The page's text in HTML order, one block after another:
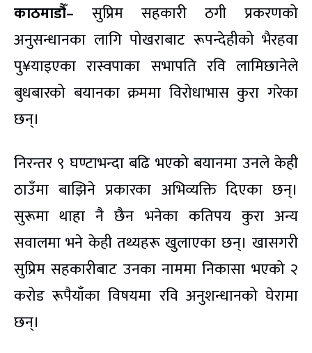
काठमाडौँ– सुप्रिम सहकारी ठगी प्रकरणको
अनुसन्धानका लागि पोखराबाट रूपन्देहीको भैरहवा
पु¥याइएका रास्वपाका सभापति रवि लामिछानेले
बुधबारको बयानका क्रममा विरोधाभास कुरा गरेका
छन्।
निरन्तर ९ घण्टाभन्दा बढि भएको बयानमा उनले केही
ठाउँमा बाझिने प्रकारका अभिव्यक्ति दिएका छन्।
सुरूमा थाहा नै छैन भनेका कतिपय कुरा अन्य
सवालमा भने केही तथ्यहरू खुलाएका छन्। खासगरी
सुप्रिम सहकारीबाट उनका नाममा निकासा भएको २
करोड रूपैयाँका विषयमा रवि अनुशन्धानको घेरामा
छन्।